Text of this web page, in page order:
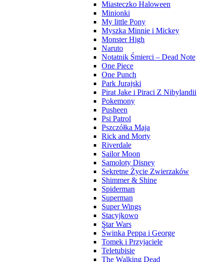
Miasteczko Haloween
Minionki
My little Pony
Myszka Minnie i Mickey
Monster High
Naruto
Notatnik Śmierci – Dead Note
One Piece
One Punch
Park Jurajski
Pirat Jake i Piraci Z Nibylandii
Pokemony
Pusheen
Psi Patrol
Pszczółka Maja
Rick and Morty
Riverdale
Sailor Moon
Samoloty Disney
Sekretne Życie Zwierzaków
Shimmer & Shine
Spiderman
Superman
Super Wings
Stacyjkowo
Star Wars
Świnka Peppa i George
Tomek i Przyjaciele
Teletubisie
The Walking Dead